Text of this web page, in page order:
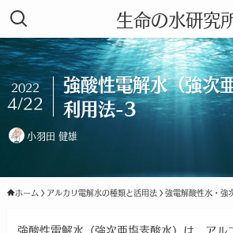
生命の水研究
強酸性電解水（強次
利用法-3
2022
4/22
小羽田 健雄
ホーム アルカリ電解水の種類と活用法 強電解酸性水・強
強酸性電解水（強次亜塩素酸水）は、アル